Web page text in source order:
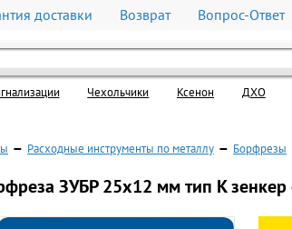
доставки Возврат Вопрос-Ответ
Чехольчики Ксенон ДХО
— Расходные инструменты по металлу — Борфрезы
ЗУБР 25х12 мм тип K